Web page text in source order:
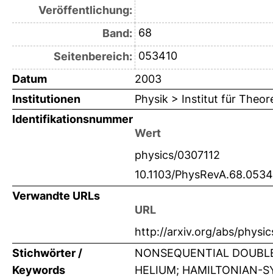
Veröffentlichung:
Band: 68
Seitenbereich: 053410
Datum
2003
Institutionen
Physik > Institut für
Identifikationsnummer
Wert
physics/0307112
10.1103/
Verwandte URLs
URL
http://arxiv.org/abs/
Stichwörter /
Keywords
NONSEQUENTIAL
HELIUM; HAMILTONIAN-